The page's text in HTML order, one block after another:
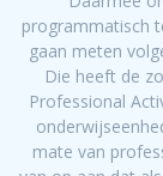
programmatisch
gaan meten
Die heeft de
Professional
mate van